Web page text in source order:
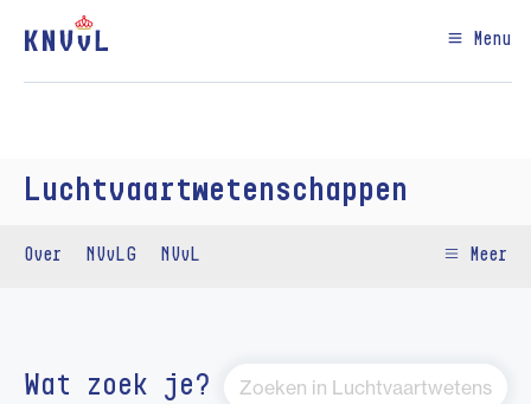
Menu
Luchtvaartwetenschappen
Over NVvLG NVvL Meer
Wat zoek je?